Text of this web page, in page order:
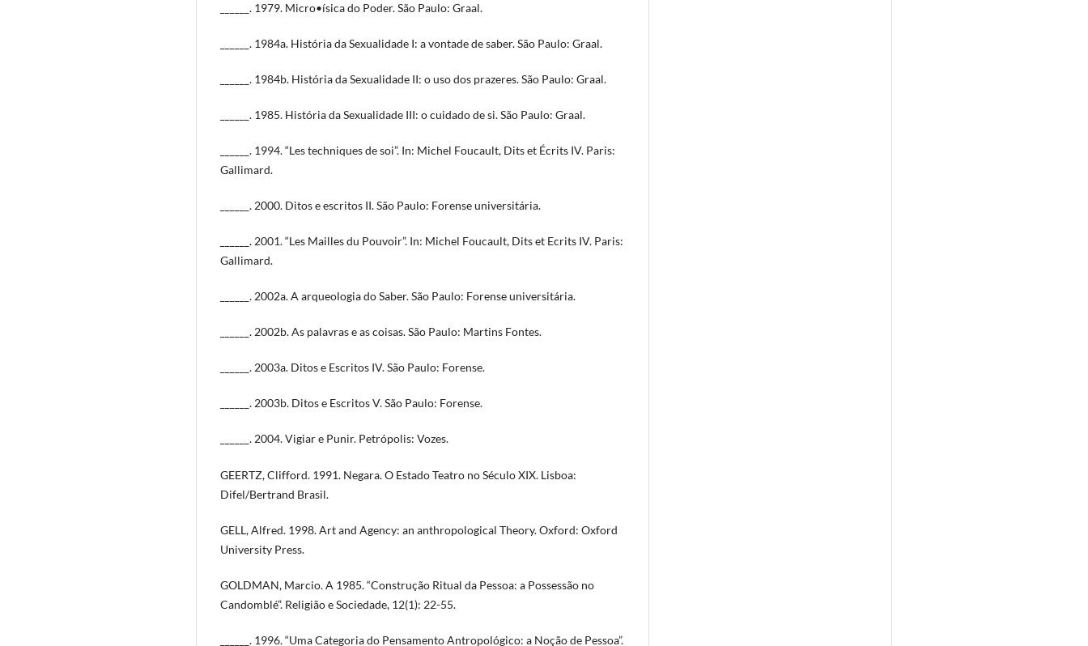
______. 1979. Micro•ísica do Poder. São Paulo: Graal.
______. 1984a. História da Sexualidade I: a vontade de saber. São Paulo: Graal.
______. 1984b. História da Sexualidade II: o uso dos prazeres. São Paulo: Graal.
______. 1985. História da Sexualidade III: o cuidado de si. São Paulo: Graal.
______. 1994. “Les techniques de soi”. In: Michel Foucault, Dits et Écrits IV. Paris:
Gallimard.
______. 2000. Ditos e escritos II. São Paulo: Forense universitária.
______. 2001. “Les Mailles du Pouvoir”. In: Michel Foucault, Dits et Ecrits IV. Paris:
Gallimard.
______. 2002a. A arqueologia do Saber. São Paulo: Forense universitária.
______. 2002b. As palavras e as coisas. São Paulo: Martins Fontes.
______. 2003a. Ditos e Escritos IV. São Paulo: Forense.
______. 2003b. Ditos e Escritos V. São Paulo: Forense.
______. 2004. Vigiar e Punir. Petrópolis: Vozes.
GEERTZ, Clifford. 1991. Negara. O Estado Teatro no Século XIX. Lisboa:
Difel/Bertrand Brasil.
GELL, Alfred. 1998. Art and Agency: an anthropological Theory. Oxford: Oxford
University Press.
GOLDMAN, Marcio. A 1985. “Construção Ritual da Pessoa: a Possessão no
Candomblé”. Religião e Sociedade, 12(1): 22-55.
______. 1996. “Uma Categoria do Pensamento Antropológico: a Noção de Pessoa”.